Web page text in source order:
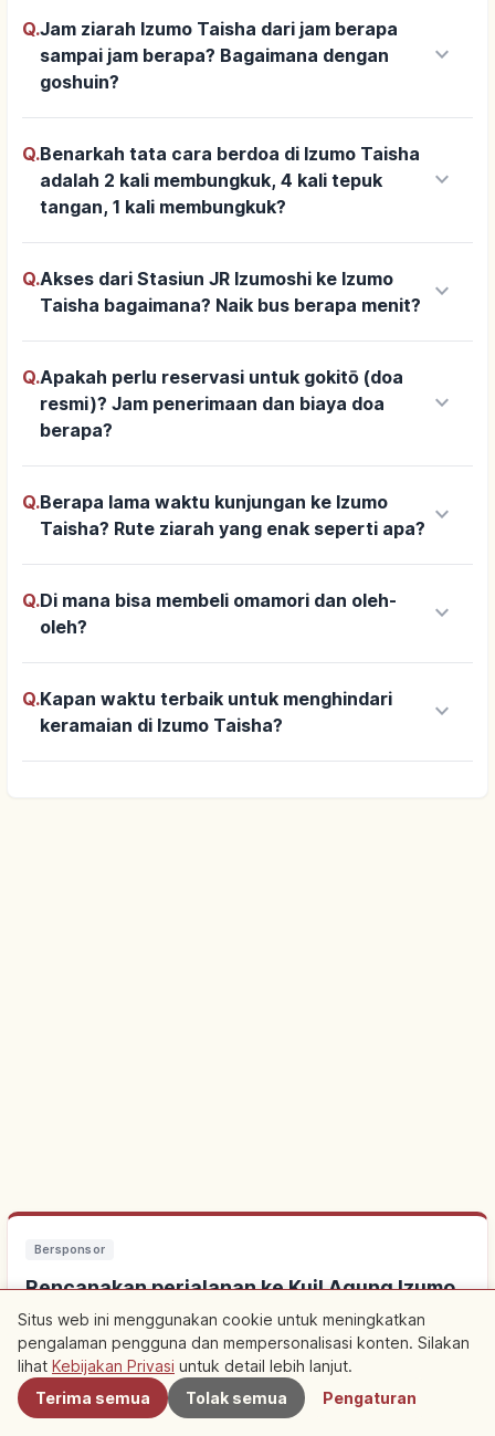
Q.Jam ziarah Izumo Taisha dari jam berapa
sampai jam berapa? Bagaimana dengan
goshuin?
keyboard_arrow_down
Q.Benarkah tata cara berdoa di Izumo Taisha
adalah 2 kali membungkuk, 4 kali tepuk
tangan, 1 kali membungkuk?
keyboard_arrow_down
Q.Akses dari Stasiun JR Izumoshi ke Izumo
Taisha bagaimana? Naik bus berapa menit?
keyboard_arrow_down
Q.Apakah perlu reservasi untuk gokitō (doa
resmi)? Jam penerimaan dan biaya doa
berapa?
keyboard_arrow_down
Q.Berapa lama waktu kunjungan ke Izumo
Taisha? Rute ziarah yang enak seperti apa? keyboard_arrow_down
Q.Di mana bisa membeli omamori dan oleh-
oleh?
keyboard_arrow_down
Q.Kapan waktu terbaik untuk menghindari
keramaian di Izumo Taisha?
keyboard_arrow_down
Bersponsor
Rencanakan perjalanan ke Kuil Agung Izumo
Taisha
Menginap di dekatnya membuat wisata lebih mudah. Lihat juga
pengalaman lokal.
Terdekat
Situs web ini menggunakan cookie untuk meningkatkan
pengalaman pengguna dan mempersonalisasi konten. Silakan
lihat Kebijakan Privasi untuk detail lebih lanjut.
Terima semua
Tolak semua Pengaturan